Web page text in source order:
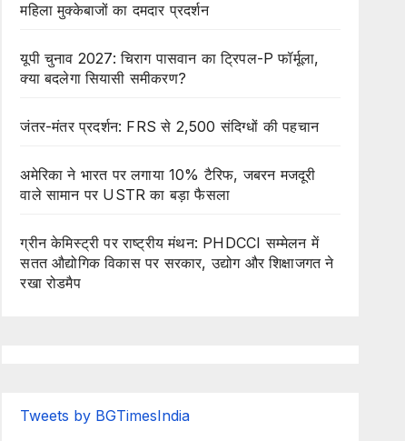
महिला मुक्केबाजों का दमदार प्रदर्शन
यूपी चुनाव 2027: चिराग पासवान का ट्रिपल-P फॉर्मूला,
क्या बदलेगा सियासी समीकरण?
जंतर-मंतर प्रदर्शन: FRS से 2,500 संदिग्धों की पहचान
अमेरिका ने भारत पर लगाया 10% टैरिफ, जबरन मजदूरी
वाले सामान पर USTR का बड़ा फैसला
ग्रीन केमिस्ट्री पर राष्ट्रीय मंथन: PHDCCI सम्मेलन में
सतत औद्योगिक विकास पर सरकार, उद्योग और शिक्षाजगत ने
रखा रोडमैप
Tweets by BGTimesIndia